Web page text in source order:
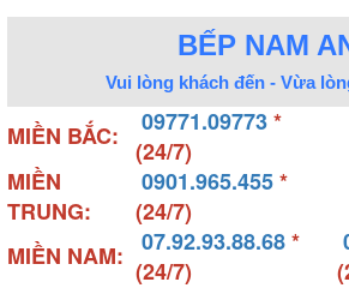
BẾP NAM
Vui lòng khách đến - Vừa
MIỀN BẮC: 09771.09773*
(24/7)
MIỀN
TRUNG:
0901.965.455*
(24/7)
MIỀN NAM:
07.92.93.88.68*
(24/7)